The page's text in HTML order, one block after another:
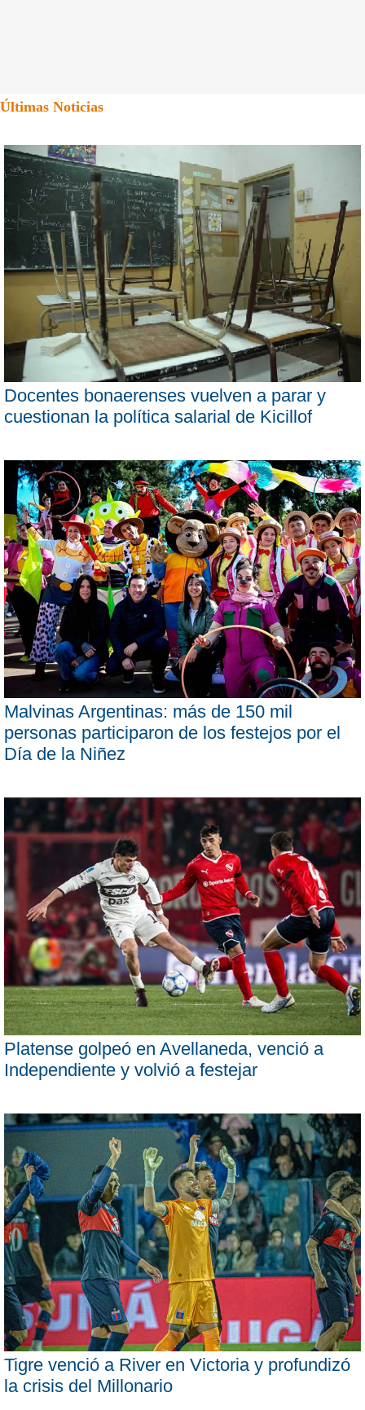
Últimas Noticias
Docentes bonaerenses vuelven a parar y
cuestionan la política salarial de Kicillof
Malvinas Argentinas: más de 150 mil
personas participaron de los festejos por el
Día de la Niñez
Platense golpeó en Avellaneda, venció a
Independiente y volvió a festejar
Tigre venció a River en Victoria y profundizó
la crisis del Millonario